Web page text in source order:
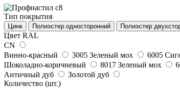
Тип покрытия
Цинк Полиэстер односторонний Полиэстер
Цвет RAL
CN
Винно-красный
3005 Зеленый мох 6005
Шоколадно-коричневый
8017 Зеленый мох
Античный дуб
Золотой дуб
Количество (шт.)